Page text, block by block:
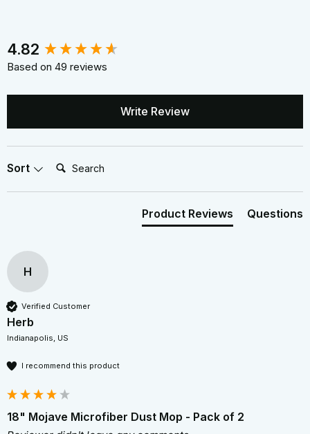
4.82
Based on 49 reviews
Write Review
Sort
Search:
Product Reviews Questions
H
Verified Customer
Herb
Indianapolis, US
I recommend this product
18" Mojave Microfiber Dust Mop - Pack of 2
New content loaded